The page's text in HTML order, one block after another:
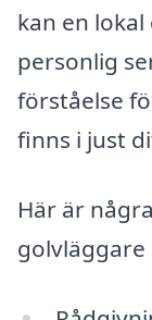
kan en
personlig
förståelse
finns i just
Här är
golvläggare